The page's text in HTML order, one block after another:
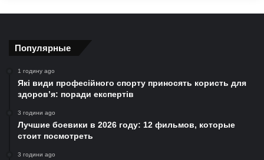
Популярные
1 годину ago
Які види професійного спорту приносять користь для
здоров’я: поради експертів
3 години ago
Лучшие боевики в 2026 году: 12 фильмов, которые
стоит посмотреть
3 години ago